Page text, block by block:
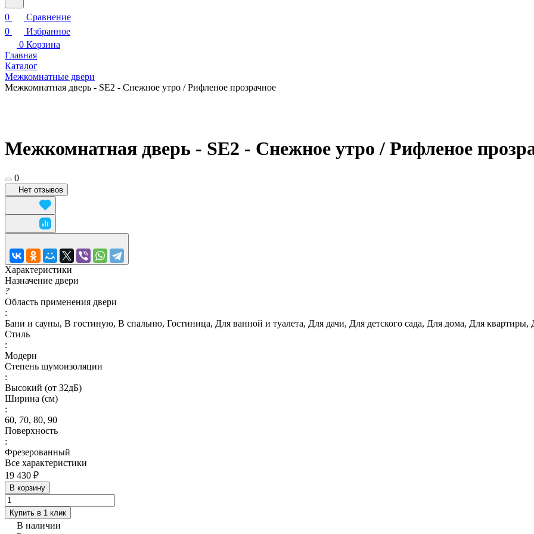
0
Сравнение
0
Избранное
0 Корзина
Главная
Каталог
Межкомнатные двери
Межкомнатная дверь - SE2 - Снежное утро / Рифленое прозрачное
Межкомнатная дверь - SE2 - Снежное утро / Рифленое
0
Нет отзывов
Характеристики
Назначение двери
?
Область применения двери
:
Бани и сауны, В гостиную, В спальню, Гостиница, Для ванной и туалета, Для дачи, Для детского сада, Для дома, Для
Стиль
:
Модерн
Степень шумоизоляции
:
Высокий (от 32дБ)
Ширина (см)
:
60, 70, 80, 90
Поверхность
:
Фрезерованный
Все характеристики
19 430 ₽
В корзину
Купить в 1 клик
В наличии